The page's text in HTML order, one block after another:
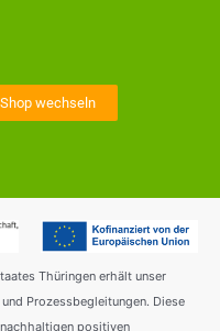
wechseln
Thüringen erhält unser
Prozessbegleitungen. Diese
positiven